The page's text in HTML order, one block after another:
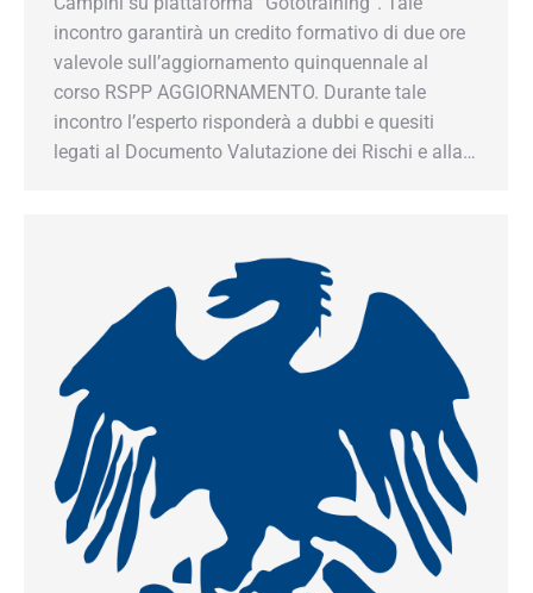
incontro garantirà un credito formativo di due ore
valevole sull’aggiornamento quinquennale al
corso RSPP AGGIORNAMENTO. Durante tale
incontro l’esperto risponderà a dubbi e quesiti
legati al Documento Valutazione dei Rischi e alla…